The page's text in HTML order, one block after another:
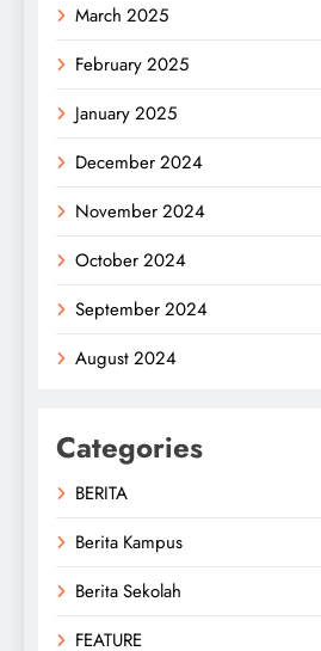
March 2025
February 2025
January 2025
December 2024
November 2024
October 2024
September 2024
August 2024
Categories
BERITA
Berita Kampus
Berita Sekolah
FEATURE